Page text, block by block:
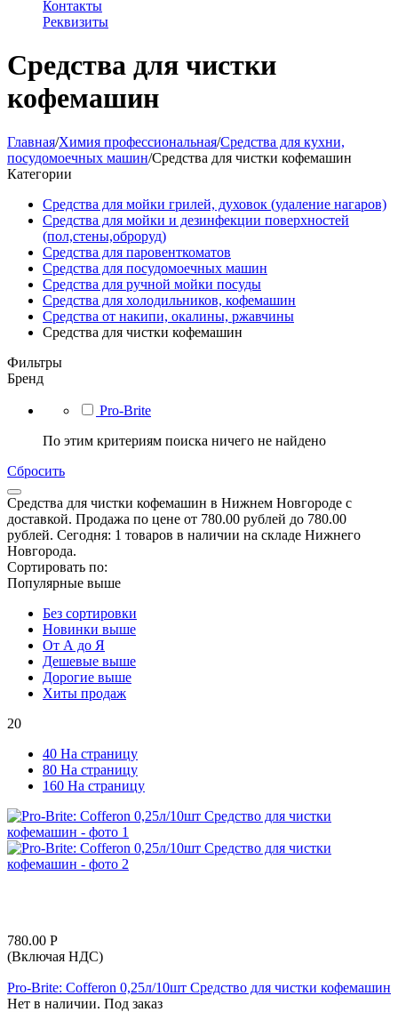
Контакты
Реквизиты
Средства для чистки
кофемашин
Главная/Химия профессиональная/Средства для кухни,
посудомоечных машин/Средства для чистки кофемашин
Категории
Средства для мойки грилей, духовок (удаление нагаров)
Средства для мойки и дезинфекции поверхностей
(пол,стены,оброруд)
Средства для паровенткоматов
Средства для посудомоечных машин
Средства для ручной мойки посуды
Средства для холодильников, кофемашин
Средства от накипи, окалины, ржавчины
Средства для чистки кофемашин
Фильтры
Бренд
Pro-Brite
По этим критериям поиска ничего не найдено
Сбросить
Средства для чистки кофемашин в Нижнем Новгороде с
доставкой. Продажа по цене от 780.00 рублей до 780.00
рублей. Сегодня: 1 товаров в наличии на складе Нижнего
Новгорода.
Сортировать по:
Популярные выше
Без сортировки
Новинки выше
От А до Я
Дешевые выше
Дорогие выше
Хиты продаж
20
40 На страницу
80 На страницу
160 На страницу
780.00 Р
(Включая НДС)
Pro-Brite: Cofferon 0,25л/10шт Средство для чистки кофемашин
Нет в наличии. Под заказ